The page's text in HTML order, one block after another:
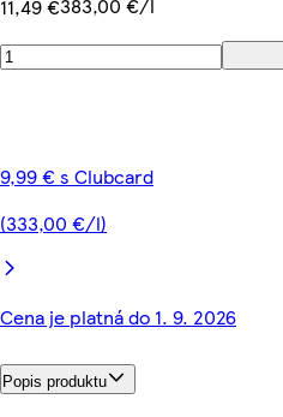
11,49 €
9,99 € s Clubcard
(333,00 €/l)
Cena je platná do 1. 9. 2026
Popis produktu